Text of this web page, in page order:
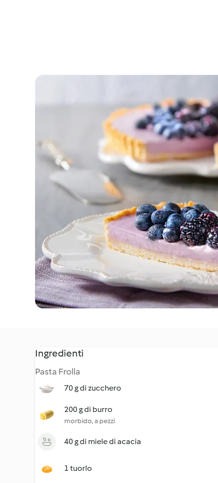
Ingredienti
Pasta Frolla
70 g di zucchero
200 g di burro
morbido, a pezzi
40 g di miele di acacia
1 tuorlo